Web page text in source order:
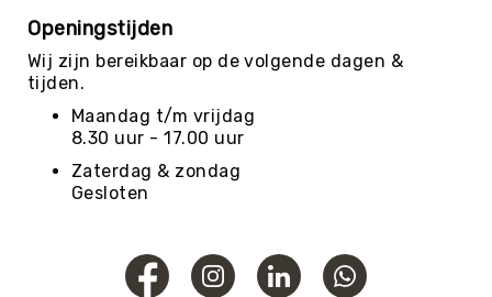
Beweeg
Wijs
Beweeg
Wijs
Keuze
Wijs
Advanced
Openingstijden
Wij zijn bereikbaar op de volgende dagen &
tijden.
Maandag t/m vrijdag
8.30 uur - 17.00 uur
Zaterdag & zondag
Gesloten